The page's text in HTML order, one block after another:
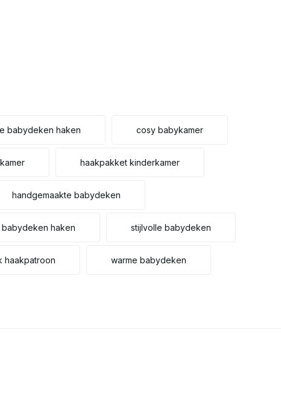
babydeken haken cosy babykamer
haakpakket kinderkamer
handgemaakte babydeken
babydeken haken stijlvolle babydeken
haakpatroon warme babydeken